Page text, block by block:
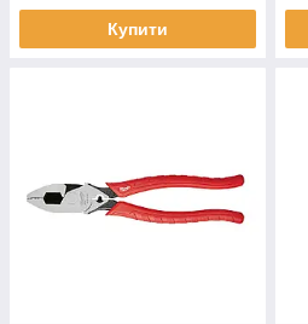
Купити